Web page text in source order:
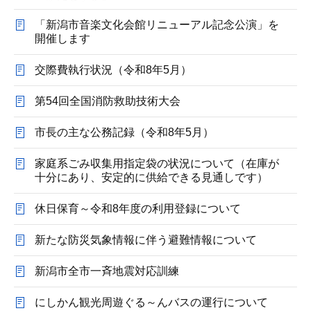
「新潟市音楽文化会館リニューアル記念公演」を
開催します
交際費執行状況（令和8年5月）
第54回全国消防救助技術大会
市長の主な公務記録（令和8年5月）
家庭系ごみ収集用指定袋の状況について（在庫が
十分にあり、安定的に供給できる見通しです）
休日保育～令和8年度の利用登録について
新たな防災気象情報に伴う避難情報について
新潟市全市一斉地震対応訓練
にしかん観光周遊ぐる～んバスの運行について